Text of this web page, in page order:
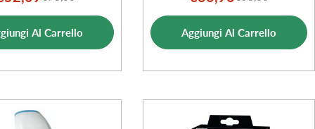
di
vendita
normale
Al Carrello
di
vendita
normale
Aggiungi Al Carrello